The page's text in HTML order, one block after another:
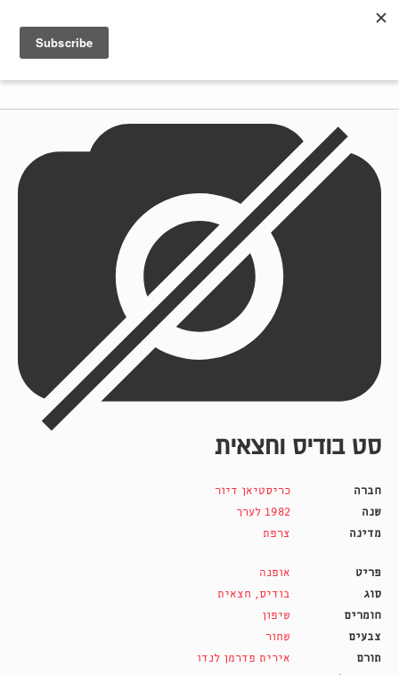
סט בודיס וחצאית
חברה
כריסטיאן דיור
שנה
1982 לערך
מדינה
צרפת
פריט
אופנה
סוג
בודיס, חצאית
חומרים
שיפון
צבעים
שחור
תורם
אירית פדרמן לנדו